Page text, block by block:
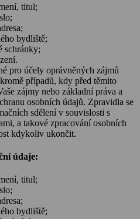
titul;
bydliště;
schránky;
pro účely oprávněných zájmů
případů, kdy před těmito
zájmy nebo základní práva a
osobních údajů. Zpravidla se
sdělení v souvislosti s
a takové zpracování osobních
kdykoliv ukončit.
údaje:
titul;
bydliště;